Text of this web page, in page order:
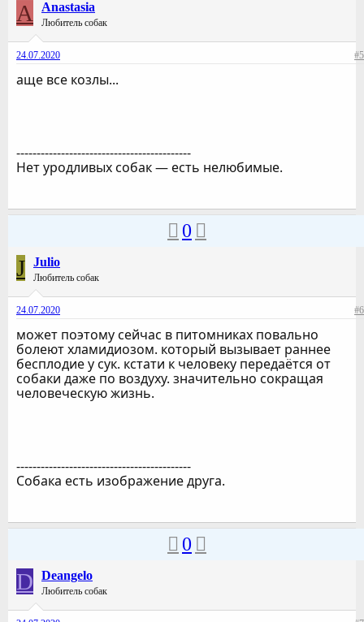
A Anastasia
Любитель собак
24.07.2020 #5
аще все козлы...
-------------------------------------------
Нет уродливых собак — есть нелюбимые.
0
J Julio
Любитель собак
24.07.2020 #6
может поэтому сейчас в питомниках повально
болеют хламидиозом. который вызывает раннее
бесплодие у сук. кстати к человеку передаётся от
собаки даже по воздуху. значительно сокращая
человеческую жизнь.
-------------------------------------------
Собака есть изображение друга.
0
D Deangelo
Любитель собак